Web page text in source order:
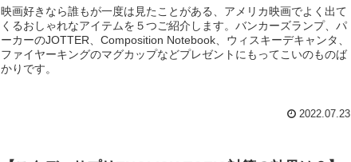
映画好きなら誰もが一度は見たことがある、アメリカ映画でよく出て
くるおしゃれなアイテムを５つご紹介します。バンカーズランプ、パ
ーカーのJOTTER、Composition Notebook、ウィスキーデキャンタ、
ファイヤーキングのマグカップなどプレゼントにもってこいのものば
かりです。
2022.07.23